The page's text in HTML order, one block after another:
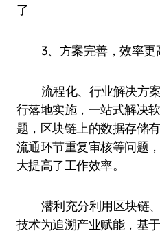
了
3、方案完善，效率更
流程化、行业解决方
行落地实施，一站式解决
题，区块链上的数据存储
流通环节重复审核等问题
大提高了工作效率。
潜利充分利用区块链
技术为追溯产业赋能，基